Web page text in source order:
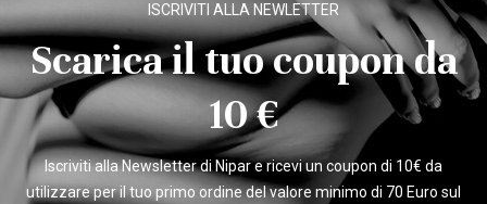
ISCRIVITI ALLA NEWLETTER
Scarica il tuo coupon da
10 €
Iscriviti alla Newsletter di Nipar e ricevi un coupon di 10€ da
utilizzare per il tuo primo ordine del valore minimo di 70 Euro sul